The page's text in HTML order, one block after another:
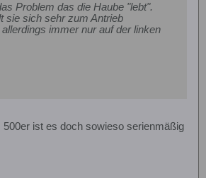
Problem das die Haube "lebt".
sie sich sehr zum Antrieb
immer nur auf der linken
500er ist es doch sowieso serienmäßig